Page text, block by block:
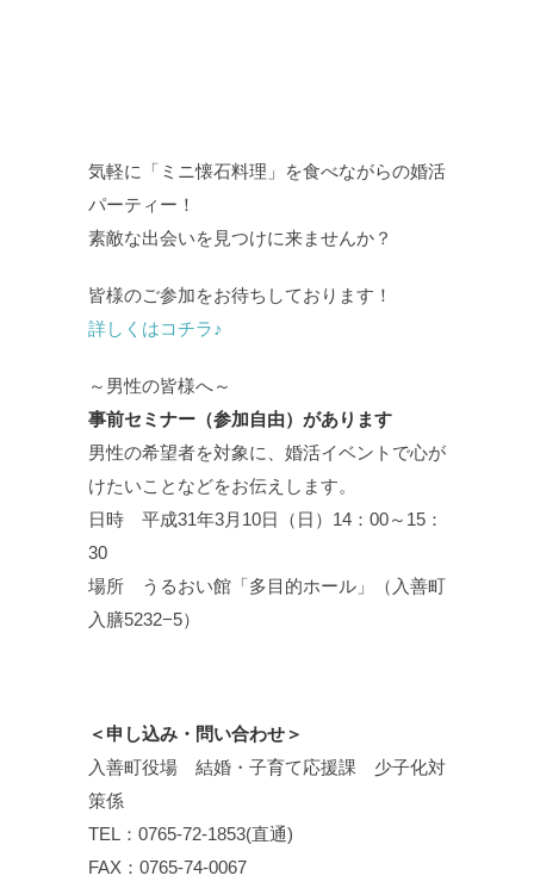
気軽に「ミニ懐石料理」を食べながらの婚活
パーティー！
素敵な出会いを見つけに来ませんか？
皆様のご参加をお待ちしております！
詳しくはコチラ♪
～男性の皆様へ～
事前セミナー（参加自由）があります
男性の希望者を対象に、婚活イベントで心が
けたいことなどをお伝えします。
日時 平成31年3月10日（日）14：00～15：
30
場所 うるおい館「多目的ホール」（入善町
入膳5232−5）
＜申し込み・問い合わせ＞
入善町役場 結婚・子育て応援課 少子化対
策係
TEL：0765-72-1853(直通)
FAX：0765-74-0067